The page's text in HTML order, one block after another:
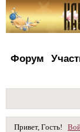
Форум
Привет, Гость!